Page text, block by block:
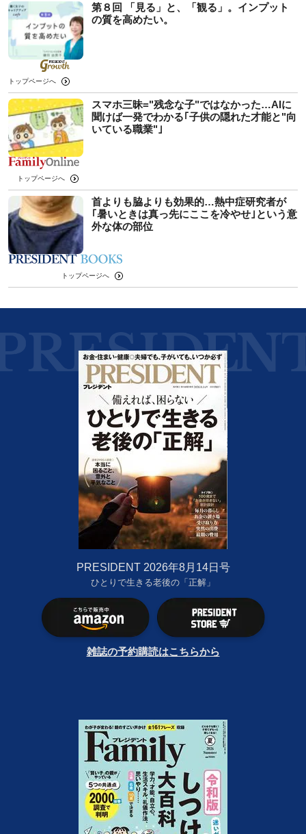
第８回 「見る」と、「観る」。インプット
の質を高めたい。
トップページへ
スマホ三昧="残念な子"ではなかった…AIに
聞けば一発でわかる｢子供の隠れた才能と"向
いている職業"｣
トップページへ
首よりも脇よりも効果的…熱中症研究者が
｢暑いときは真っ先にここを冷やせ｣という意
外な体の部位
トップページへ
PRESIDENT 2026年8月14日号
ひとりで生きる老後の「正解」
雑誌の予約購読はこちらから